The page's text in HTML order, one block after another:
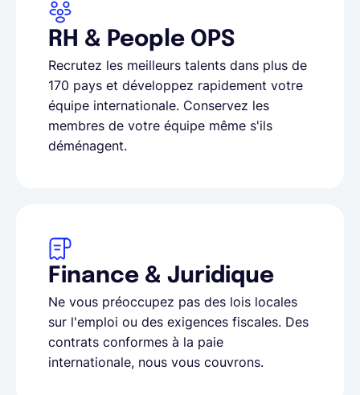
RH & People OPS
Recrutez les meilleurs talents dans plus de
170 pays et développez rapidement votre
équipe internationale. Conservez les
membres de votre équipe même s'ils
déménagent.
Finance & Juridique
Ne vous préoccupez pas des lois locales
sur l'emploi ou des exigences fiscales. Des
contrats conformes à la paie
internationale, nous vous couvrons.